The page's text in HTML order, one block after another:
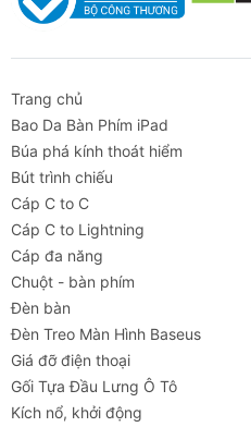
Trang chủ
Bao Da Bàn Phím iPad
Búa phá kính thoát hiểm
Bút trình chiếu
Cáp C to C
Cáp C to Lightning
Cáp đa năng
Chuột - bàn phím
Đèn bàn
Đèn Treo Màn Hình Baseus
Giá đỡ điện thoại
Gối Tựa Đầu Lưng Ô Tô
Kích nổ, khởi động